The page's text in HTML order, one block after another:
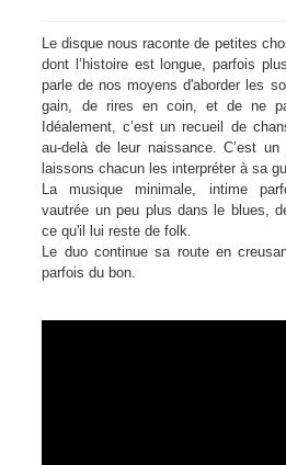
Le disque nous raconte de petites
dont l’histoire est longue, parfois
parle de nos moyens d'aborder les
gain, de rires en coin, et de ne
Idéalement, c’est un recueil de
au-delà de leur naissance. C’est
laissons chacun les interpréter à sa
La musique minimale, intime
vautrée un peu plus dans le blues,
ce qu'il lui reste de folk.
Le duo continue sa route en
parfois du bon.